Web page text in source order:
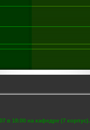
в 18:00 на кафедре (7 корпус).